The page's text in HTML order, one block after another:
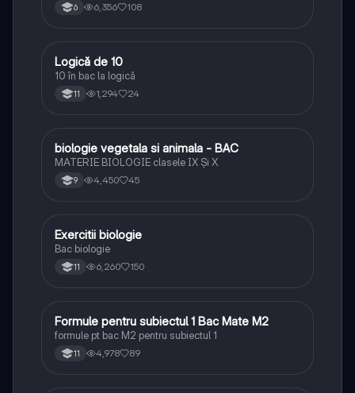
6 6,356 108
Logică
Logică de 10
10 în bac la logică
11 1,294 24
Biologie
biologie vegetala si animala - BAC
MATERIE BIOLOGIE clasele IX Şi X
9 4,450 45
Biologie
Exercitii biologie
Bac biologie
11 6,260 150
Matematică
Formule pentru subiectul 1 Bac Mate M2
formule pt bac M2 pentru subiectul 1
11 4,978 89